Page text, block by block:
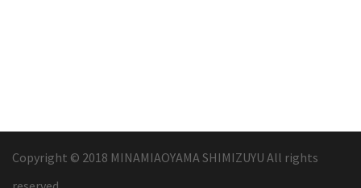
Copyright © 2018 MINAMIAOYAMA SHIMIZUYU All rights